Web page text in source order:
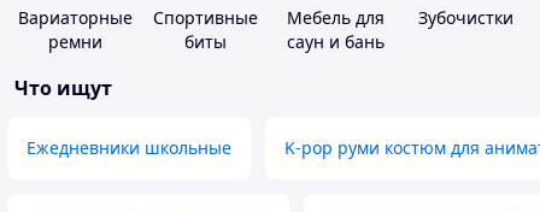
Вариаторные
ремни
Спортивные
биты
Мебель для
саун и бань
Зубочистки
Что ищут
Ежедневники школьные K-pop руми костюм для